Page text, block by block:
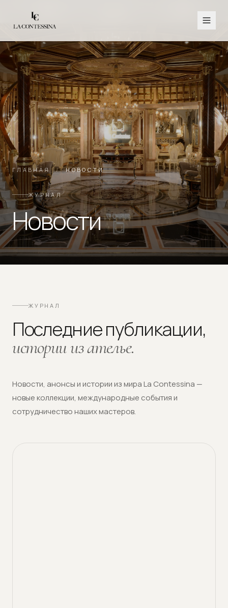
ГЛАВНАЯ / НОВОСТИ
ЖУРНАЛ
Новости
ЖУРНАЛ
Последние публикации,
истории из ателье.
Новости, анонсы и истории из мира La Contessina —
новые коллекции, международные события и
сотрудничество наших мастеров.